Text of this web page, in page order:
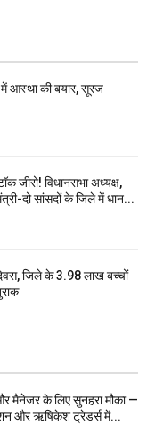
में आस्था की बयार, सूरज
जीरो! विधानसभा अध्यक्ष,
दो सांसदों के जिले में धान...
जिले के 3.98 लाख बच्चों
मैनेजर के लिए सुनहरा मौका —
और ऋषिकेश ट्रेडर्स में...